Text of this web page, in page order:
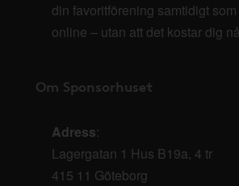
din favoritförening samtidigt
online – utan att det kostar dig
Om Sponsorhuset
Adress:
Lagergatan 1 Hus B19a, 4 tr
415 11 Göteborg